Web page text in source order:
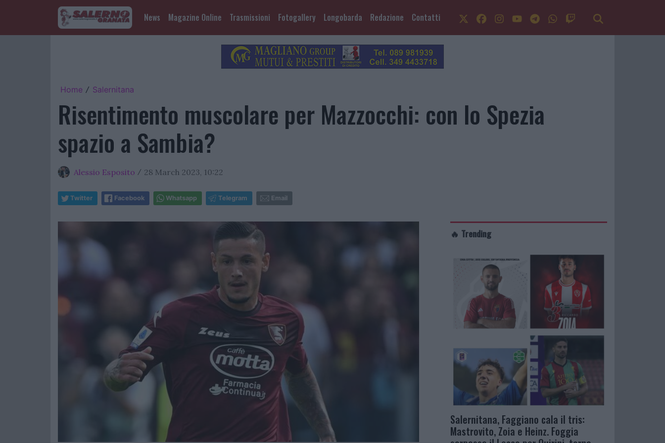
News Magazine Online Trasmissioni Fotogallery Longobarda Redazione Contatti
Home / Salernitana
Risentimento muscolare per Mazzocchi: con lo Spezia
spazio a Sambia?
Alessio Esposito / 28 March 2023, 10:22
Twitter Facebook Whatsapp Telegram Email
🔥 Trending
Salernitana, Faggiano cala il tris:
Mastrovito, Zoia e Heinz. Foggia